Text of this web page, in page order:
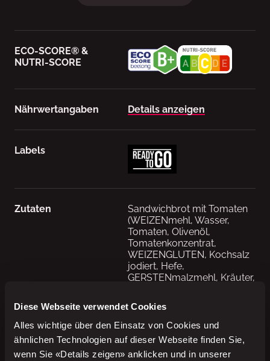
Diese Webseite verwendet Cookies
Alles wichtige über den Einsatz von Cookies und
ähnlichen Technologien auf dieser Webseite finden Sie,
wenn Sie «Details zeigen» anklicken und in unserer
ECO-SCORE® &
NUTRI-SCORE
Nährwertangaben Details anzeigen
Labels
Zutaten
Sandwichbrot mit Tomaten
(WEIZENmehl, Wasser,
Tomaten, Olivenöl,
Tomatenkonzentrat,
WEIZENGLUTEN, Kochsalz
jodiert, Hefe,
GERSTENmalzmehl, Kräuter,
Thymian, Basilikum, Pfeffer,
Säuerungsmittel: E330,
Mehlbehandlungsmittel:
E300), Tomaten 26%,
Mozzarella-KÄSE 20% [IT]